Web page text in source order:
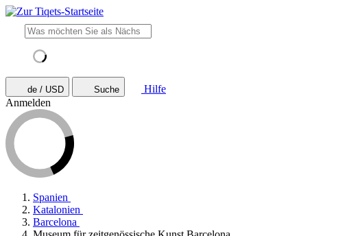
de / USD Suche
Hilfe
Anmelden
Spanien
Katalonien
Barcelona